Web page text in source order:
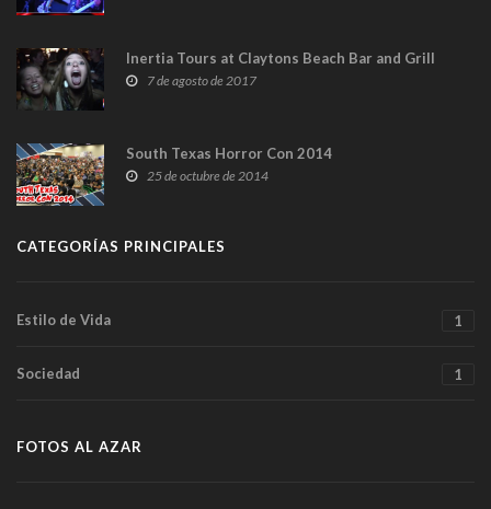
Inertia Tours at Claytons Beach Bar and Grill
7 de agosto de 2017
South Texas Horror Con 2014
25 de octubre de 2014
CATEGORÍAS PRINCIPALES
Estilo de Vida 1
Sociedad 1
FOTOS AL AZAR